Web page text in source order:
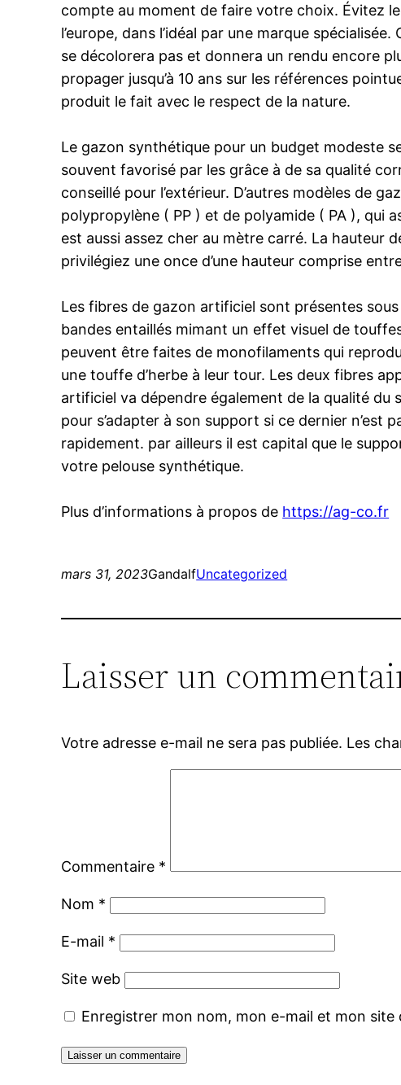
compte au moment de faire votre choix. Évitez
l’europe, dans l’idéal par une marque
se décolorera pas et donnera un rendu encore
propager jusqu’à 10 ans sur les références
produit le fait avec le respect de la nature.
Le gazon synthétique pour un budget modeste
souvent favorisé par les grâce à de sa qualité
conseillé pour l’extérieur. D’autres modèles de
polypropylène ( PP ) et de polyamide ( PA ), qui
est aussi assez cher au mètre carré. La hauteur
privilégiez une once d’une hauteur comprise
Les fibres de gazon artificiel sont présentes
bandes entaillés mimant un effet visuel de
peuvent être faites de monofilaments qui
une touffe d’herbe à leur tour. Les deux fibres
artificiel va dépendre également de la qualité
pour s’adapter à son support si ce dernier
rapidement. par ailleurs il est capital que le
votre pelouse synthétique.
Plus d’informations à propos de https://ag-co.fr
mars 31, 2023GandalfUncategorized
Laisser un
Votre adresse e-mail ne sera pas publiée. Les
Commentaire *
Nom *
E-mail *
Site web
Enregistrer mon nom, mon e-mail et mon